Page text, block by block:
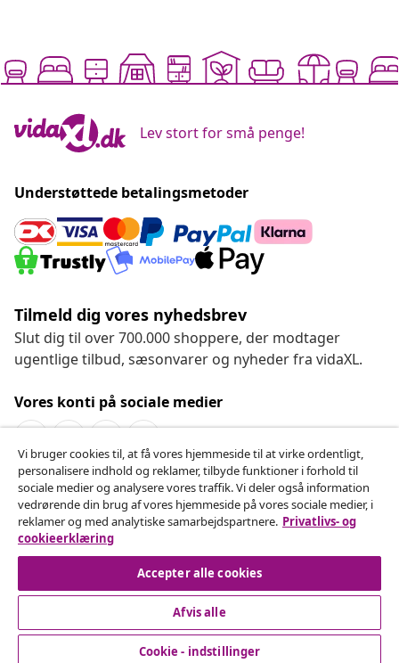
Lev stort for små penge!
Understøttede betalingsmetoder
Tilmeld dig vores nyhedsbrev
Slut dig til over 700.000 shoppere, der modtager
ugentlige tilbud, sæsonvarer og nyheder fra vidaXL.
Vores konti på sociale medier
Fortryd køb
Indsend en anmodning om at fortryde din ordre.
Fortryd køb
Kundeservice
Vi bruger cookies til, at få vores hjemmeside til at virke ordentligt,
personalisere indhold og reklamer, tilbyde funktioner i forhold til
sociale medier og analysere vores traffik. Vi deler også information
vedrørende din brug af vores hjemmeside på vores sociale medier, i
reklamer og med analytiske samarbejdspartnere. Privatlivs- og
cookieerklæring
Accepter alle cookies
Afvis alle
Cookie - indstillinger